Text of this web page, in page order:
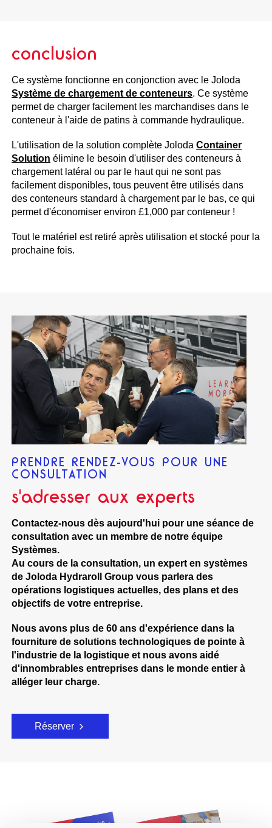
conclusion
Ce système fonctionne en conjonction avec le Joloda
Système de chargement de conteneurs. Ce système
permet de charger facilement les marchandises dans le
conteneur à l'aide de patins à commande hydraulique.
L'utilisation de la solution complète JolodaContainer
Solution élimine le besoin d'utiliser des conteneurs à
chargement latéral ou par le haut qui ne sont pas
facilement disponibles, tous peuvent être utilisés dans
des conteneurs standard à chargement par le bas, ce qui
permet d'économiser environ £1,000 par conteneur !
Tout le matériel est retiré après utilisation et stocké pour la
prochaine fois.
PRENDRE RENDEZ-VOUS POUR UNE
CONSULTATION
s'adresser aux experts
Contactez-nous dès aujourd'hui pour une séance de
consultation avec un membre de notre équipe
Systèmes.
Au cours de la consultation, un expert en systèmes
de Joloda Hydraroll Group vous parlera des
opérations logistiques actuelles, des plans et des
objectifs de votre entreprise.
Nous avons plus de 60 ans d'expérience dans la
fourniture de solutions technologiques de pointe à
l'industrie de la logistique et nous avons aidé
d'innombrables entreprises dans le monde entier à
alléger leur charge.
Réserver